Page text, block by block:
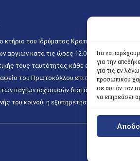
Για να
για την
για τις εν
προσωπικού
σε αυτόν τον
να επηρεάσει
κτήριο του Ιδρύματος Κρατικών Υποτροφιών
αργιών κατά τις ώρες 12.00 – 15.00. Η
τους ταυτότητας κάθε εργάσιμη ημέρα
του Πρωτοκόλλου επιτρέπεται
των παγίων ισχυουσών διατάξεων. Για την
του κοινού, η εξυπηρέτησή του δύναται να